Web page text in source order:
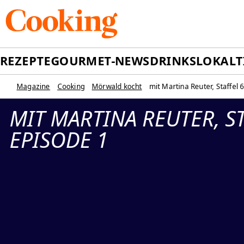
REZEPTEGOURMET-NEWSDRINKS
Magazine Cooking Mörwald kocht mit Martina Reuter, Staffel
MIT MARTINA REUTER,
EPISODE 1